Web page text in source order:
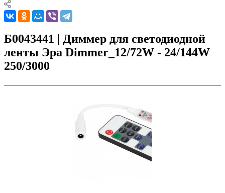
Б0043441 | Диммер для светодиодной
ленты Эра Dimmer_12/72W - 24/144W
250/3000